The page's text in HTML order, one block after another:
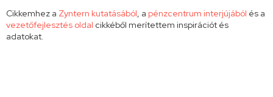
Cikkemhez a Zyntern kutatásából, a pénzcentrum interjújából és a
vezetőfejlesztés oldal cikkéből merítettem inspirációt és
adatokat.